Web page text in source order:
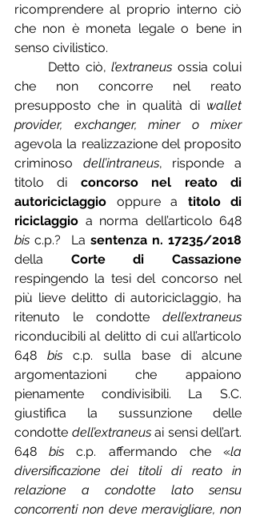
ricomprendere al proprio interno ciò
che non è moneta legale o bene in
senso civilistico.
	Detto ciò,
l’extraneus ossia colui
che non concorre nel reato
presupposto che in qualità di wallet
provider, exchanger, miner o mixer
agevola la realizzazione del proposito
criminoso dell’intraneus, risponde a
titolo di concorso nel reato di
autoriciclaggio oppure a titolo di
riciclaggio
bis c.p.?  La
della Corte di Cassazione
respingendo la tesi del concorso nel
più lieve delitto di autoriciclaggio, ha
ritenuto le condotte dell’extraneus
riconducibili al delitto di cui all’articolo
648 bis c.p. sulla base di alcune
argomentazioni che appaiono
pienamente condivisibili. La S.C.
giustifica la sussunzione delle
condotte dell’extraneus ai sensi dell’art.
648 bis c.p. affermando che «la
diversificazione dei titoli di reato in
relazione a condotte lato sensu
concorrenti non deve meravigliare, non